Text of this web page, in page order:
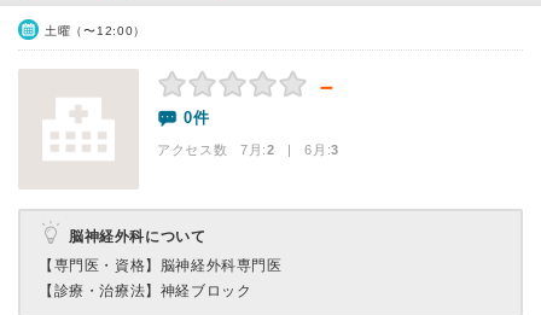
土曜（〜12:00）
－
0件
アクセス数 7月:2 | 6月:3
脳神経外科について
【専門医・資格】 脳神経外科専門医
【診療・治療法】 神経ブロック